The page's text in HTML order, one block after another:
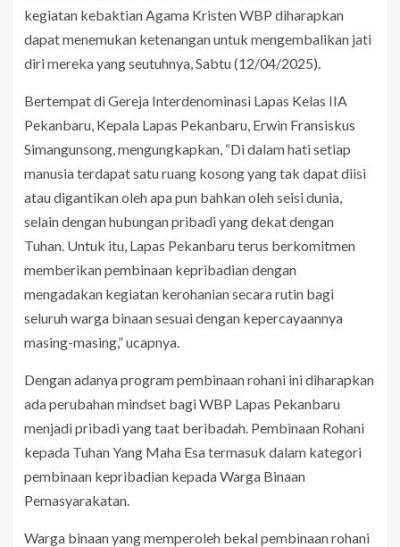
kegiatan kebaktian Agama Kristen WBP diharapkan
dapat menemukan ketenangan untuk mengembalikan jati
diri mereka yang seutuhnya, Sabtu (12/04/2025).
Bertempat di Gereja Interdenominasi Lapas Kelas IIA
Pekanbaru, Kepala Lapas Pekanbaru, Erwin Fransiskus
Simangunsong, mengungkapkan, “Di dalam hati setiap
manusia terdapat satu ruang kosong yang tak dapat diisi
atau digantikan oleh apa pun bahkan oleh seisi dunia,
selain dengan hubungan pribadi yang dekat dengan
Tuhan. Untuk itu, Lapas Pekanbaru terus berkomitmen
memberikan pembinaan kepribadian dengan
mengadakan kegiatan kerohanian secara rutin bagi
seluruh warga binaan sesuai dengan kepercayaannya
masing-masing,” ucapnya.
Dengan adanya program pembinaan rohani ini diharapkan
ada perubahan mindset bagi WBP Lapas Pekanbaru
menjadi pribadi yang taat beribadah. Pembinaan Rohani
kepada Tuhan Yang Maha Esa termasuk dalam kategori
pembinaan kepribadian kepada Warga Binaan
Pemasyarakatan.
Warga binaan yang memperoleh bekal pembinaan rohani